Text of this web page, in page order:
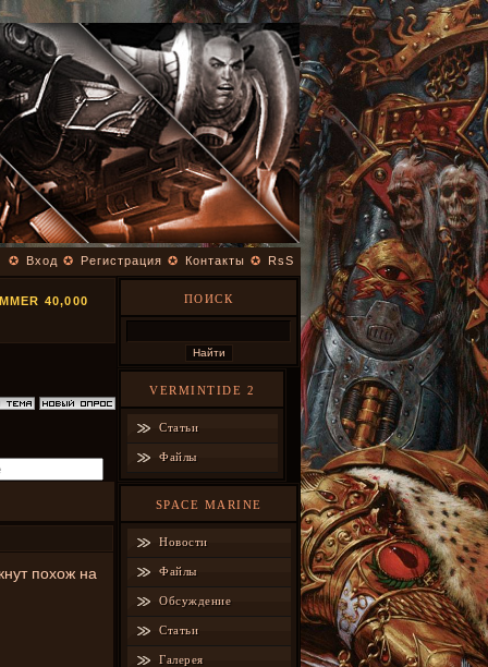
✪ Вход ✪ Регистрация ✪ Контакты ✪ RsS
40,000
похож на
ПОИСК
VERMINTIDE 2
Статьи
Файлы
SPACE MARINE
Новости
Файлы
Обсуждение
Статьи
Галерея